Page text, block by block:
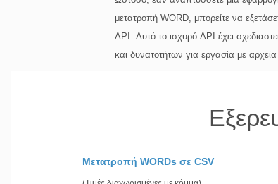
μετατροπή WORD, μπορείτε να
API. Αυτό το ισχυρό API έχει
και δυνατοτήτων για εργασία με
Μετατροπή WORDs σε CSV